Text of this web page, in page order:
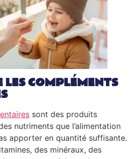
COMPLÉMENTS
sont des produits
nutriments que l’alimentation
apporter en quantité suffisante.
des minéraux, des